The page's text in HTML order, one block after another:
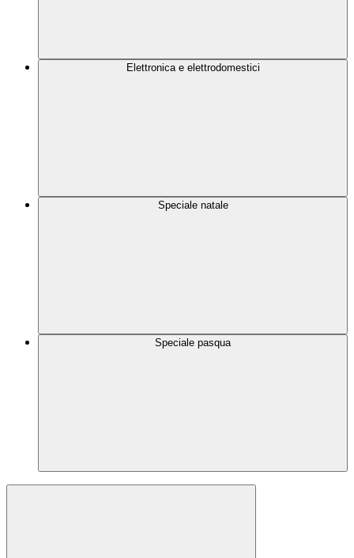
Elettronica e elettrodomestici
Speciale natale
Speciale pasqua